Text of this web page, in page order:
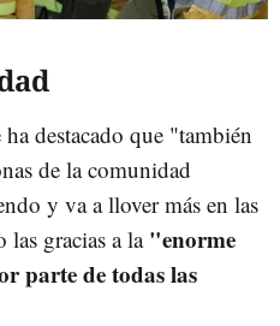
destacado que "también
de la comunidad
y va a llover más en las
gracias a la"enorme
parte de todas las